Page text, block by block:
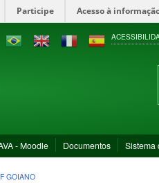
Participe Acesso à
- Moodle Documentos Sistema
GOIANO